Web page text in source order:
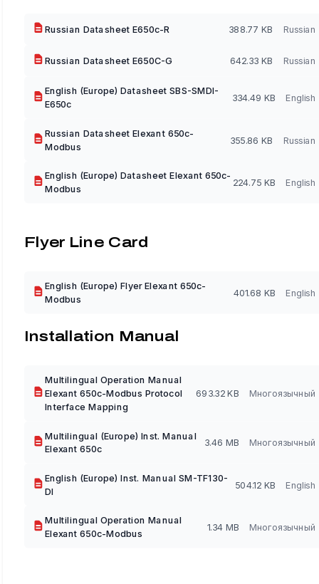
Russian Datasheet E650c-R 388.77 KB Russian
Russian Datasheet E650C-G 642.33 KB Russian
English (Europe) Datasheet SBS-SMDI-
E650c
334.49 KB English
Russian Datasheet Elexant 650c-
Modbus
355.86 KB Russian
English (Europe) Datasheet Elexant 650c-
Modbus
224.75 KB English
Flyer Line Card
English (Europe) Flyer Elexant 650c-
Modbus
401.68 KB English
Installation Manual
Multilingual Operation Manual
Elexant 650c-Modbus Protocol
Interface Mapping
693.32 KB Многоязычный
Multilingual (Europe) Inst. Manual
Elexant 650c
3.46 MB Многоязычный
English (Europe) Inst. Manual SM-TF130-
DI
504.12 KB English
Multilingual Operation Manual
Elexant 650c-Modbus
1.34 MB Многоязычный